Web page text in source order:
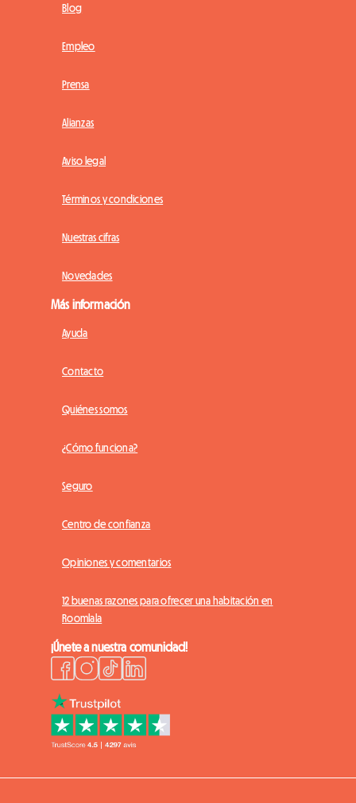
Blog
Empleo
Prensa
Alianzas
Aviso legal
Términos y condiciones
Nuestras cifras
Novedades
Más información
Ayuda
Contacto
Quiénes somos
¿Cómo funciona?
Seguro
Centro de confianza
Opiniones y comentarios
12 buenas razones para ofrecer una habitación en
Roomlala
¡Únete a nuestra comunidad!